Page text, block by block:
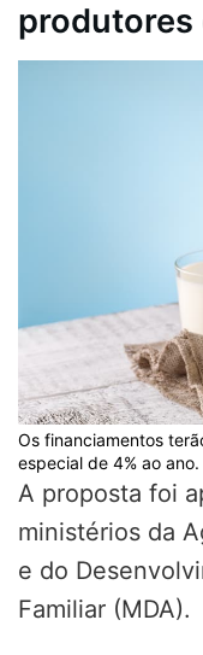
produtores
Os financiamentos
especial de 4% ao
A proposta foi
ministérios da
e do
Familiar (MDA).